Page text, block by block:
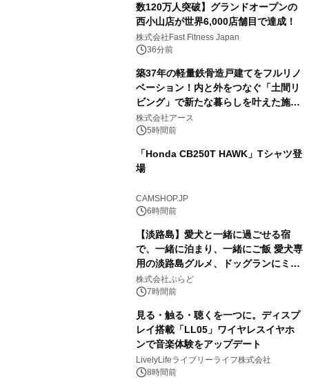
数120万人突破】グランドオープンの
西小山店が世界6,000店舗目で達成！
株式会社Fast Fitness Japan
36分前
築37年の軽量鉄骨造戸建てをフルリノ
ベーション！内と外をつなぐ「土間リ
ビング」で新たな暮らしを叶えた施工
事例を株式会社アースが公開
株式会社アース
5時間前
「Honda CB250T HAWK」Tシャツ登
場
CAMSHOP.JP
6時間前
【淡路島】愛犬と一緒に過ごせる宿
で、一緒に泊まり、一緒にご飯 愛犬専
用の淡路島グルメ、ドッグランにミニ
プール グランピングとトレーラーハウ
スの2施設で
株式会社ぷらど
7時間前
見る・触る・聴くを一つに。ディスプ
レイ搭載「LL05」ワイヤレスイヤホ
ンで音楽体験をアップデート
LivelyLifeライブリーライフ株式会社
8時間前